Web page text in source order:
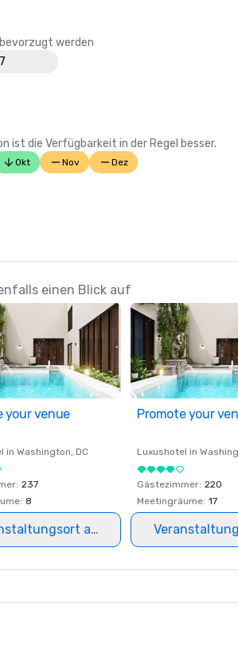
werden
ist die Verfügbarkeit in der Regel besser.
Okt Nov Dez
einen Blick auf
your venue
in Washington, DC
: 237
: 8
auswählen
Promote your
Luxushotel in
Gästezimmer: 220
Meetingräume: 17